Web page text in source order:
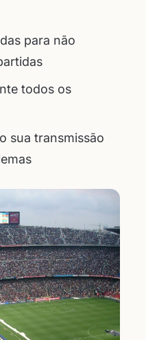
para não
todos os
sua transmissão